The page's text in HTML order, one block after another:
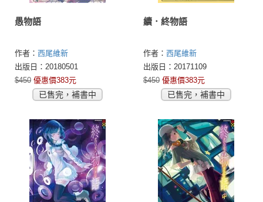
愚物語
作者： 西尾維新
出版日：20180501
$450 優惠價383元
已售完，補書中
續．終物語
作者： 西尾維新
出版日：20171109
$450 優惠價383元
已售完，補書中